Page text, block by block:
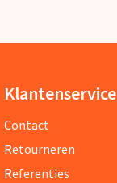
Klantenservice
Contact
Retourneren
Referenties